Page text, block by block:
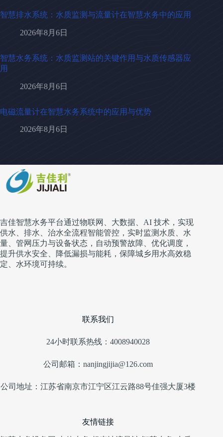
智慧排水系统：水质监测与流量计在智慧水务中的应用
2026年8月6日
智慧水务系统：水质监测站的关键作用与水质传感器应
用
2026年8月6日
电磁流量计在智慧水务系统中的应用与优势
2026年8月6日
吉佳智慧水务平台通过物联网、大数据、AI 技术，实现
供水、排水、治水全流程智能管控，实时监测水质、水
量、管网压力与设备状态，自动预警故障、优化调度，
提升供水安全、降低漏损与能耗，保障城乡用水高效稳
定、水环境可持续。
联系我们
24小时联系热线：4008940028
公司邮箱：nanjingjijia@126.com
公司地址：江苏省南京市江宁区江云路88号佳强大厦3楼
友情链接